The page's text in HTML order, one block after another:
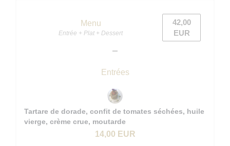
Menu
Entrée + Plat + Dessert
42,00
EUR
Entrées
Tartare de dorade, confit de tomates séchées, huile
vierge, crème crue, moutarde
14,00 EUR